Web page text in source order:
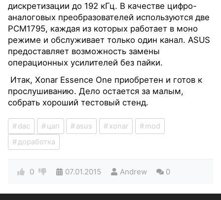
дискретизации до 192 кГц. В качестве цифро-
аналоговых преобразователей используются две
PCM1795, каждая из которых работает в моно
режиме и обслуживает только один канал. ASUS
предоставляет возможность замены
операционных усилителей без пайки.
Итак, Xonar Essence One приобретен и готов к
прослушиванию. Дело остается за малым,
собрать хороший тестовый стенд.
dac цап asus xonar
mod
доработка
0 07.01.2015 Andrew 0